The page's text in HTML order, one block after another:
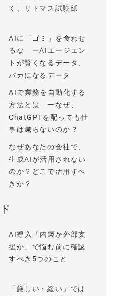
く、リトマス試験紙
AIに「ゴミ」を食わせ
るな ーAIエージェン
トが賢くなるデータ、
バカになるデータ
AIで業務を自動化する
方法とは ーなぜ、
ChatGPTを配っても仕
事は減らないのか？
なぜあなたの会社で、
生成AIが活用されない
のか？どこで活用すべ
きか？
AI導入「内製か外部支
援か」で悩む前に確認
すべき5つのこと
「厳しい・緩い」では